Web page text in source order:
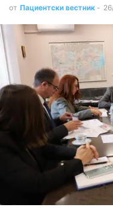
от Пациентски вестник -